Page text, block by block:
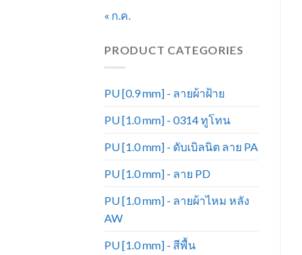
« ก.ค.
PRODUCT CATEGORIES
PU [0.9 mm] - ลายผ้าฝ้าย
PU [1.0 mm] - 0314 ทูโทน
PU [1.0 mm] - ดับเบิลนิต ลาย PA
PU [1.0 mm] - ลาย PD
PU [1.0 mm] - ลายผ้าไหม หลัง
AW
PU [1.0 mm] - สีพื้น